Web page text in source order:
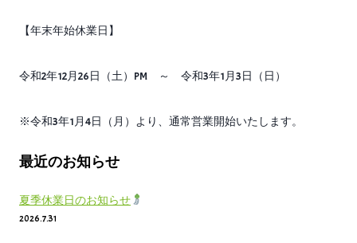
【年末年始休業日】
令和2年12月26日（土）PM ～ 令和3年1月3日（日）
※令和3年1月4日（月）より、通常営業開始いたします。
最近のお知らせ
夏季休業日のお知らせ
2026.7.31